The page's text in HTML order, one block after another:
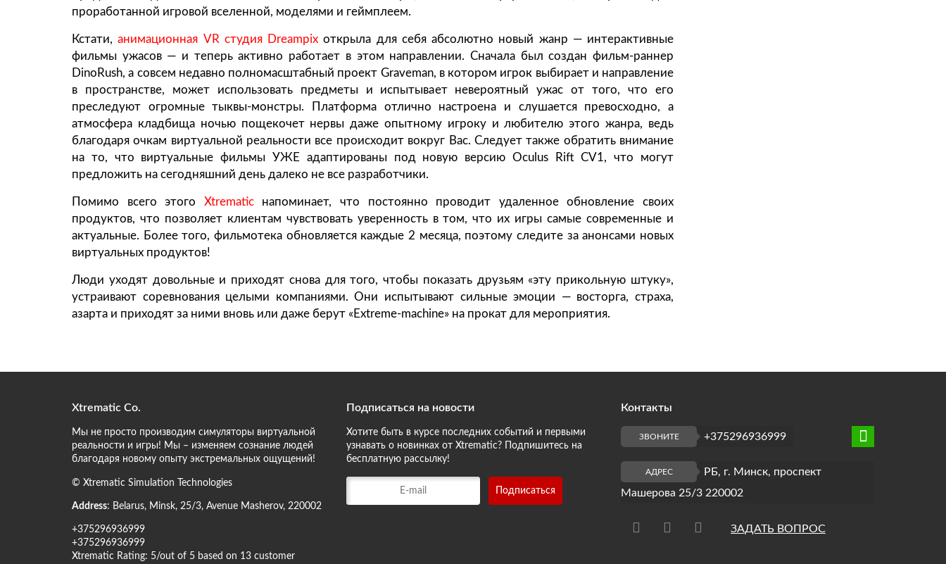
проработанной игровой вселенной, моделями и геймплеем.
Кстати,анимационная VR студия Dreampix открыла для себя абсолютно новый жанр — интерактивные
фильмы ужасов — и теперь активно работает в этом направлении. Сначала был создан фильм-раннер
DinoRush, а совсем недавно полномасштабный проект Graveman, в котором игрок выбирает и направление
в пространстве, может использовать предметы и испытывает невероятный ужас от того, что его
преследуют огромные тыквы-монстры. Платформа отлично настроена и слушается превосходно, а
атмосфера кладбища ночью пощекочет нервы даже опытному игроку и любителю этого жанра, ведь
благодаря очкам виртуальной реальности все происходит вокруг Вас. Следует также обратить внимание
на то, что виртуальные фильмы УЖЕ адаптированы под новую версию Oculus Rift CV1, что могут
предложить на сегодняшний день далеко не все разработчики.
Помимо всего этого Xtrematicнапоминает, что постоянно проводит удаленное обновление своих
продуктов, что позволяет клиентам чувствовать уверенность в том, что их игры самые современные и
актуальные. Более того, фильмотека обновляется каждые 2 месяца, поэтому следите за анонсами новых
виртуальных продуктов!
Люди уходят довольные и приходят снова для того, чтобы показать друзьям «эту прикольную штуку»,
устраивают соревнования целыми компаниями. Они испытывают сильные эмоции — восторга, страха,
азарта и приходят за ними вновь или даже берут «Extreme-machine» на прокат для мероприятия.
Xtrematic Co.
Мы не просто производим симуляторы виртуальной
реальности и игры! Мы – изменяем сознание людей
благодаря новому опыту экстремальных ощущений!
© Xtrematic Simulation Technologies
Address: Belarus, Minsk, 25/3, Avenue Masherov, 220002
+375296936999
+375296936999
Xtrematic Rating: 5/out of 5 based on 13 customer
Подписаться на новости
Хотите быть в курсе последних событий и первыми
узнавать о новинках от Xtrematic? Подпишитесь на
бесплатную рассылку!
Контакты
ЗВОНИТЕ +375296936999
АДРЕС
РБ, г. Минск, проспект
Машерова 25/3 220002
ЗАДАТЬ ВОПРОС